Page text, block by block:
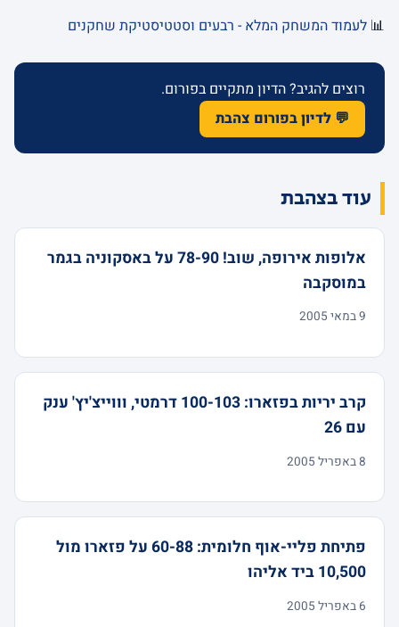
📊 לעמוד המשחק המלא - רבעים וסטטיסטיקת שחקנים
רוצים להגיב? הדיון מתקיים בפורום.
💬 לדיון בפורום צהבת
עוד בצהבת
אלופות אירופה, שוב! 78-90 על באסקוניה בגמר
במוסקבה
9 במאי 2005
קרב יריות בפזארו: 100-103 דרמטי, וווייצ'יץ' ענק
עם 26
8 באפריל 2005
פתיחת פליי-אוף חלומית: 60-88 על פזארו מול
10,500 ביד אליהו
6 באפריל 2005